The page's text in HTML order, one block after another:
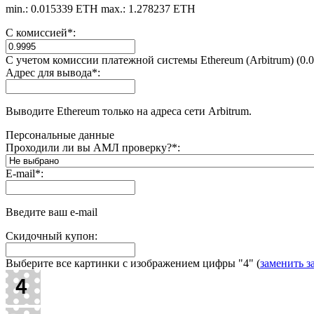
min.: 0.015339 ETH max.: 1.278237 ETH
С комиссией*:
С учетом комиссии платежной системы Ethereum (Arbitrum)
Адрес для вывода*:
Выводите Ethereum только на адреса сети Arbitrum.
Персональные данные
Проходили ли вы АМЛ проверку?*:
E-mail*:
Введите ваш e-mail
Скидочный купон:
Выберите все картинки с изображением цифры "4" (заменить